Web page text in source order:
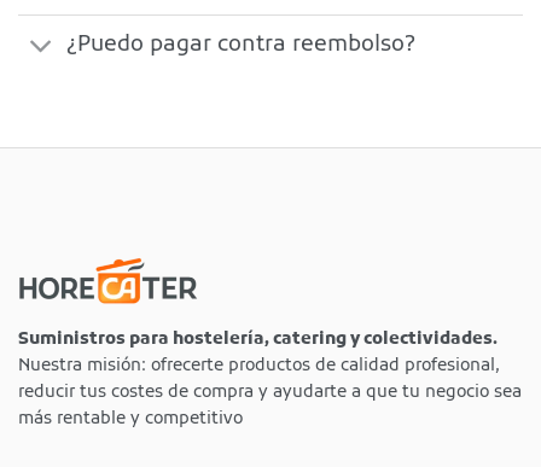
¿Puedo pagar contra reembolso?
Suministros para hostelería, catering y colectividades.
Nuestra misión: ofrecerte productos de calidad profesional,
reducir tus costes de compra y ayudarte a que tu negocio sea
más rentable y competitivo